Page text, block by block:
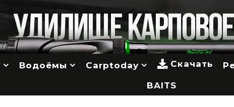
Водоёмы Carptoday Скачать
BAITS